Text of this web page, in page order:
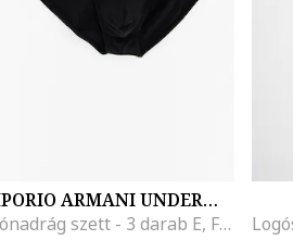
EMPORIO ARMANI UNDERWEAR
Alsónadrág szett - 3 darab E, Fekete